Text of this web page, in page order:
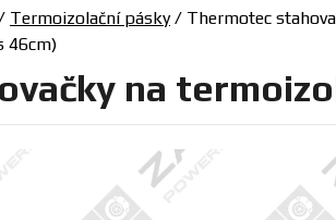
Termoizolační pásky / Thermotec
46cm)
na